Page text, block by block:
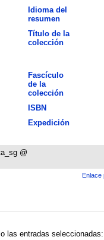
Idioma del
resumen
Título de la
colección
Fascículo
de la
colección
ISBN
Expedición
@
Enlace
las entradas seleccionadas: